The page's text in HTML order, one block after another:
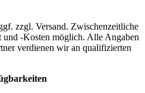
zzgl. Versand. Zwischenzeitliche
und -Kosten möglich. Alle Angaben
verdienen wir an qualifizierten